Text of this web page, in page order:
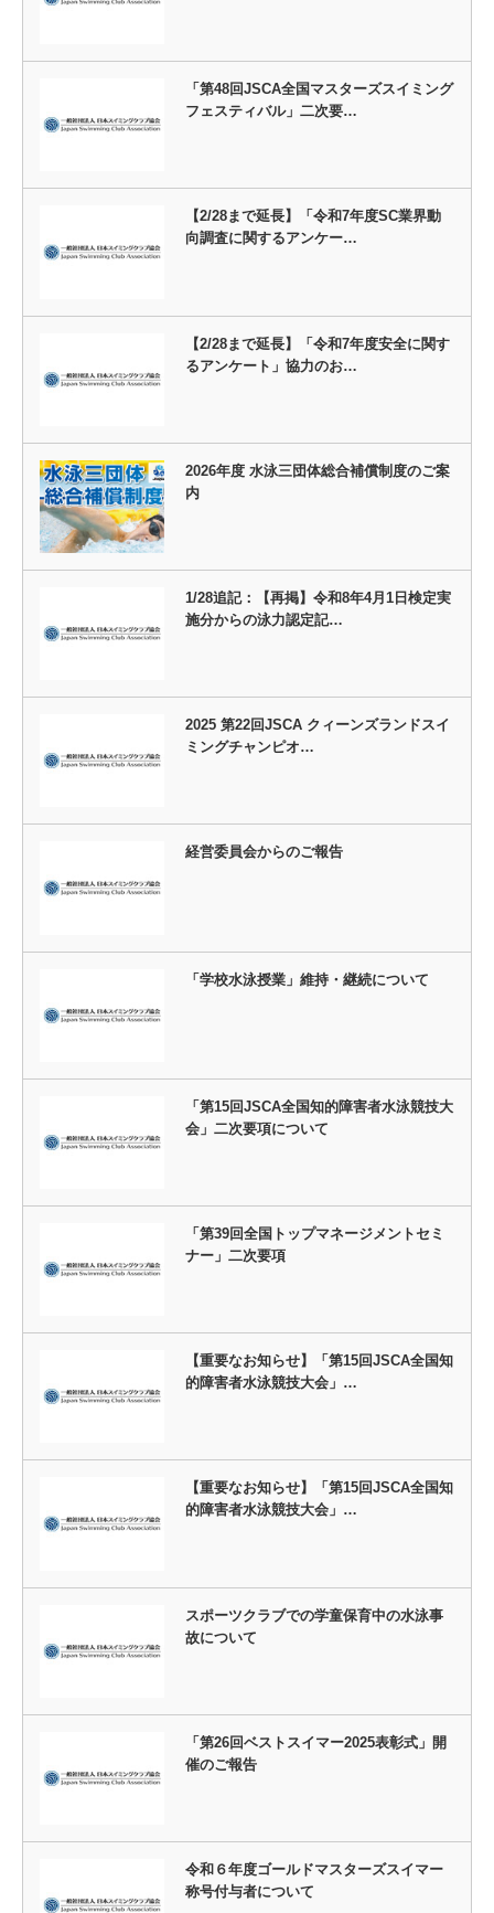
「第48回JSCA全国マスターズスイミング
フェスティバル」二次要…
【2/28まで延長】「令和7年度SC業界動
向調査に関するアンケー…
【2/28まで延長】「令和7年度安全に関す
るアンケート」協力のお…
2026年度 水泳三団体総合補償制度のご案
内
1/28追記：【再掲】令和8年4月1日検定実
施分からの泳力認定記…
2025 第22回JSCA クィーンズランドスイ
ミングチャンピオ…
経営委員会からのご報告
「学校水泳授業」維持・継続について
「第15回JSCA全国知的障害者水泳競技大
会」二次要項について
「第39回全国トップマネージメントセミ
ナー」二次要項
【重要なお知らせ】「第15回JSCA全国知
的障害者水泳競技大会」…
【重要なお知らせ】「第15回JSCA全国知
的障害者水泳競技大会」…
スポーツクラブでの学童保育中の水泳事
故について
「第26回ベストスイマー2025表彰式」開
催のご報告
令和６年度ゴールドマスターズスイマー
称号付与者について